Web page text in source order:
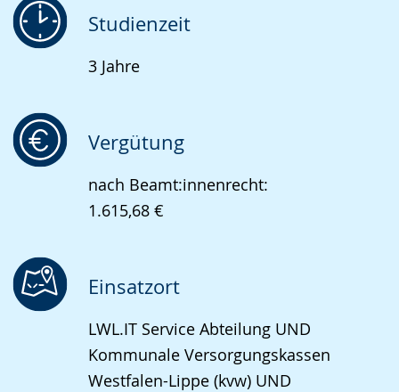
wird
angezeigt.
Studienzeit
3 Jahre
Vergütung
nach Beamt:innenrecht:
1.615,68 €
Einsatzort
LWL.IT Service Abteilung UND
Kommunale Versorgungskassen
Westfalen-Lippe (kvw) UND